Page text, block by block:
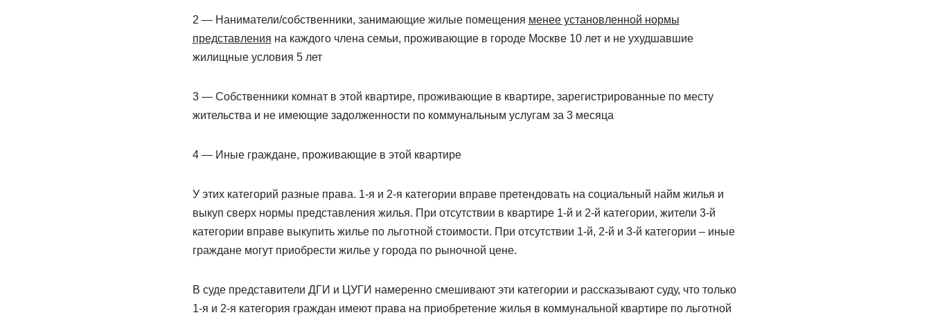
2 — Наниматели/собственники, занимающие жилые помещения менее установленной нормы
представления на каждого члена семьи, проживающие в городе Москве 10 лет и не ухудшавшие
жилищные условия 5 лет
3 — Собственники комнат в этой квартире, проживающие в квартире, зарегистрированные по месту
жительства и не имеющие задолженности по коммунальным услугам за 3 месяца
4 — Иные граждане, проживающие в этой квартире
У этих категорий разные права. 1-я и 2-я категории вправе претендовать на социальный найм жилья и
выкуп сверх нормы представления жилья. При отсутствии в квартире 1-й и 2-й категории, жители 3-й
категории вправе выкупить жилье по льготной стоимости. При отсутствии 1-й, 2-й и 3-й категории – иные
граждане могут приобрести жилье у города по рыночной цене.
В суде представители ДГИ и ЦУГИ намеренно смешивают эти категории и рассказывают суду, что только
1-я и 2-я категория граждан имеют права на приобретение жилья в коммунальной квартире по льготной